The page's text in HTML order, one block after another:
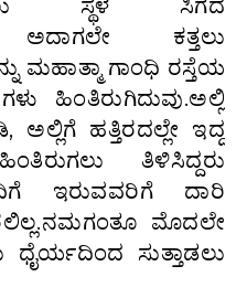
ಸ್ಥಳ ಸಿಗದೆ
ಅದಾಗಲೇ ಕತ್ತಲು
ಮಹಾತ್ಮಾ ಗಾಂಧಿ ರಸ್ತೆಯ
ಹಿಂತಿರುಗಿದುವು.ಅಲ್ಲಿ
ಅಲ್ಲಿಗೆ ಹತ್ತಿರದಲ್ಲೇ ಇದ್ದ
ತಿಳಿಸಿದ್ದರು
ಇರುವವರಿಗೆ ದಾರಿ
ಮೊದಲೇ
ಧೈರ್ಯದಿಂದ ಸುತ್ತಾಡಲು